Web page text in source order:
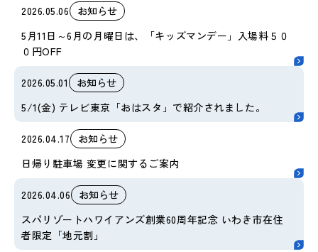
2026.05.06
お知らせ
5月11日～6月の月曜日は、「キッズマンデー」入場料５０
０円OFF
2026.05.01
お知らせ
5/1(金) テレビ東京「おはスタ」で紹介されました。
2026.04.17
お知らせ
日帰り駐車場 変更に関するご案内
2026.04.06
お知らせ
スパリゾートハワイアンズ創業60周年記念 いわき市在住
者限定「地元割」